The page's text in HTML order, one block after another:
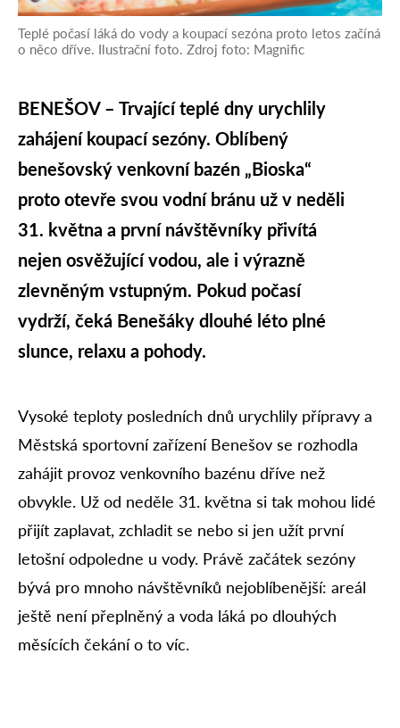
Teplé počasí láká do vody a koupací sezóna proto letos začíná
o něco dříve. Ilustrační foto. Zdroj foto: Magnific
BENEŠOV – Trvající teplé dny urychlily
zahájení koupací sezóny. Oblíbený
benešovský venkovní bazén „Bioska“
proto otevře svou vodní bránu už v neděli
31. května a první návštěvníky přivítá
nejen osvěžující vodou, ale i výrazně
zlevněným vstupným. Pokud počasí
vydrží, čeká Benešáky dlouhé léto plné
slunce, relaxu a pohody.
Vysoké teploty posledních dnů urychlily přípravy a
Městská sportovní zařízení Benešov se rozhodla
zahájit provoz venkovního bazénu dříve než
obvykle. Už od neděle 31. května si tak mohou lidé
přijít zaplavat, zchladit se nebo si jen užít první
letošní odpoledne u vody. Právě začátek sezóny
bývá pro mnoho návštěvníků nejoblíbenější: areál
ještě není přeplněný a voda láká po dlouhých
měsících čekání o to víc.